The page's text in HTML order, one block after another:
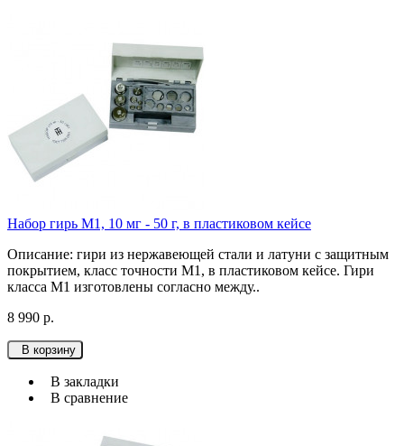
Набор гирь М1, 10 мг - 50 г, в пластиковом кейсе
Описание: гири из нержавеющей стали и латуни с защитным
покрытием, класс точности М1, в пластиковом кейсе. Гири
класса М1 изготовлены согласно между..
8 990 р.
В корзину
В закладки
В сравнение